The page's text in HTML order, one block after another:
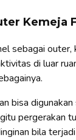
Kemeja
sebagai
di luar
bisa
pergerakan
bila